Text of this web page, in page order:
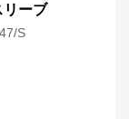
リーブ
S